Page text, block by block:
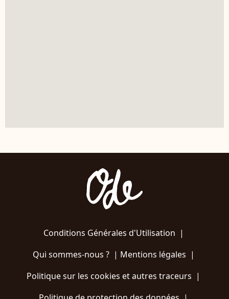
Conditions Générales d'Utilisation |
Qui sommes-nous ?| Mentions légales |
Politique sur les cookies et autres traceurs |